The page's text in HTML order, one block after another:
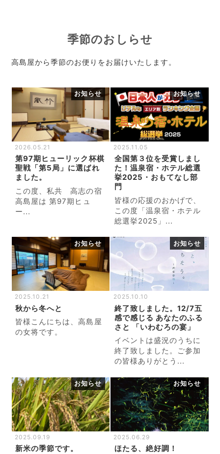
季節のおしらせ
高島屋から季節のお便りをお届けいたします。
お知らせ
2026.05.21
第97期ヒューリック杯棋
聖戦「第5局」に選ばれ
ました。
この度、私共 高志の宿
高島屋は 第97期ヒュ
ー...
お知らせ
2025.11.05
全国第３位を受賞しまし
た！温泉宿・ホテル総選
挙2025・おもてなし部
門
皆様の応援のおかげで、
この度「温泉宿・ホテル
総選挙2025」...
お知らせ
2025.10.21
秋から冬へと
皆様こんにちは、高島屋
の女将です。
お知らせ
2025.10.10
終了致しました。12/7五
感で感じる あなたのふる
さと 「いわむろの宴」
イベントは盛況のうちに
終了致しました。ご参加
の皆様ありがとう...
お知らせ
2025.09.19
新米の季節です。
お知らせ
2025.06.29
ほたる、絶好調！